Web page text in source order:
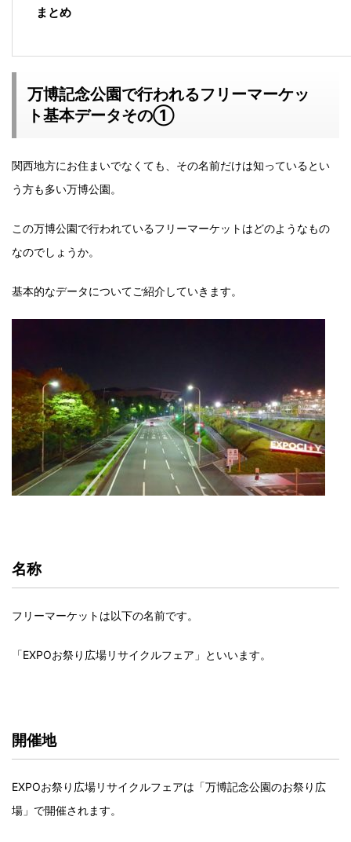
まとめ
万博記念公園で行われるフリーマーケッ
ト基本データその①
関西地方にお住まいでなくても、その名前だけは知っているとい
う方も多い万博公園。
この万博公園で行われているフリーマーケットはどのようなもの
なのでしょうか。
基本的なデータについてご紹介していきます。
名称
フリーマーケットは以下の名前です。
「EXPOお祭り広場リサイクルフェア」といいます。
開催地
EXPOお祭り広場リサイクルフェアは「万博記念公園のお祭り広
場」で開催されます。